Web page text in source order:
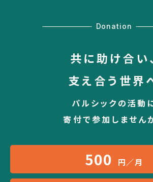
Donation
共に助け合い、
支え合う世界
パルシックの活動
寄付で参加しません
500 円／月